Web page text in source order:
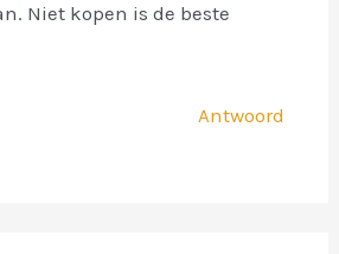
Niet kopen is de beste
Antwoord